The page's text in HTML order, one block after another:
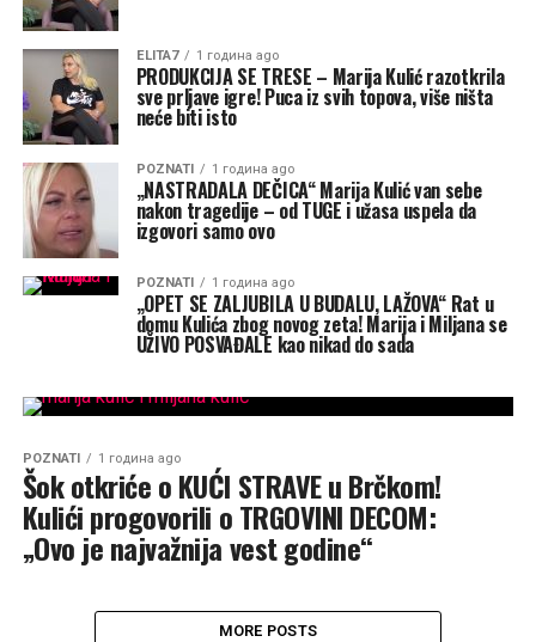
ELITA7 1 година ago
PRODUKCIJA SE TRESE – Marija Kulić razotkrila
sve prljave igre! Puca iz svih topova, više ništa
neće biti isto
POZNATI 1 година ago
„NASTRADALA DEČICA“ Marija Kulić van sebe
nakon tragedije – od TUGE i užasa uspela da
izgovori samo ovo
POZNATI 1 година ago
„OPET SE ZALJUBILA U BUDALU, LAŽOVA“ Rat u
domu Kulića zbog novog zeta! Marija i Miljana se
UŽIVO POSVAĐALE kao nikad do sada
POZNATI 1 година ago
Šok otkriće o KUĆI STRAVE u Brčkom!
Kulići progovorili o TRGOVINI DECOM:
„Ovo je najvažnija vest godine“
MORE POSTS